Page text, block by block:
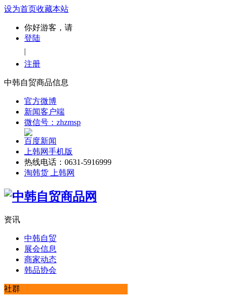
设为首页收藏本站
你好游客，请
登陆
|
注册
中韩自贸商品信息
官方微博
新闻客户端
微信号：zhzmsp
百度新闻
上韩网手机版
热线电话：0631-5916999
淘韩货 上韩网
资讯
中韩自贸
展会信息
商家动态
韩品协会
社群